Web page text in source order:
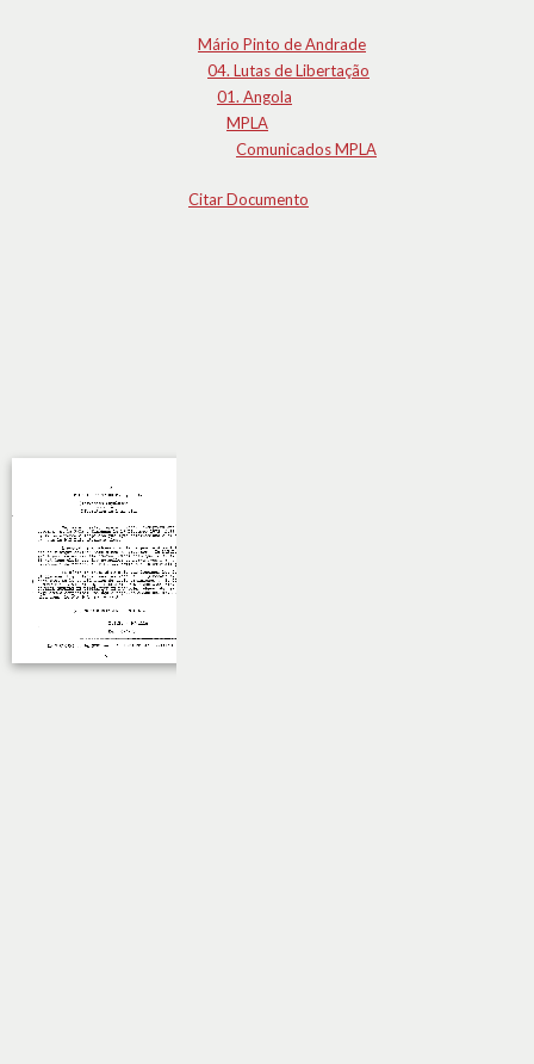
Mário Pinto de Andrade
04. Lutas de Libertação
01. Angola
MPLA
Comunicados MPLA
Citar Documento